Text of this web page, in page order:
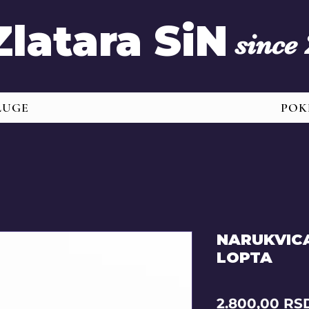
SiN since
LOPTA
2.800,00